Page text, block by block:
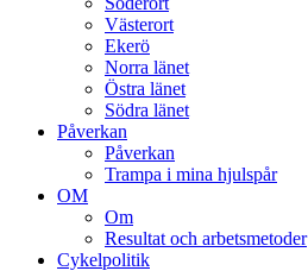
Västerort
Ekerö
Norra länet
Östra länet
Södra länet
Påverkan
Påverkan
Trampa i mina hjulspår
OM
Om
Resultat och arbetsmetoder
Cykelpolitik